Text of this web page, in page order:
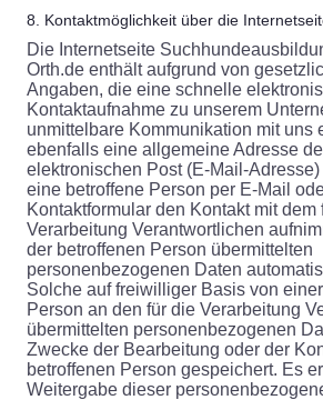
8. Kontaktmöglichkeit über die
Die Internetseite
Orth.de enthält aufgrund von
Angaben, die eine schnelle
Kontaktaufnahme zu unserem
unmittelbare Kommunikation mit uns
ebenfalls eine allgemeine Adresse
elektronischen Post (E-Mail-Adresse)
eine betroffene Person per E-Mail
Kontaktformular den Kontakt mit dem
Verarbeitung Verantwortlichen
der betroffenen Person übermittelten
personenbezogenen Daten
Solche auf freiwilliger Basis von
Person an den für die Verarbeitung
übermittelten personenbezogenen
Zwecke der Bearbeitung oder der
betroffenen Person gespeichert. Es
Weitergabe dieser